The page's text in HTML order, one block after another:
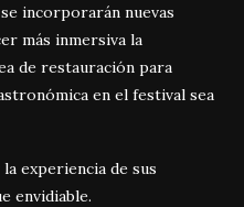
incorporarán nuevas
más inmersiva la
de restauración para
en el festival sea
experiencia de sus
envidiable.